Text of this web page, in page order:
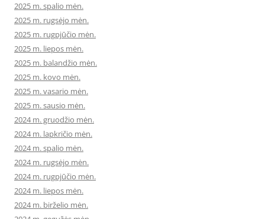
2025 m. spalio mėn.
2025 m. rugsėjo mėn.
2025 m. rugpjūčio mėn.
2025 m. liepos mėn.
2025 m. balandžio mėn.
2025 m. kovo mėn.
2025 m. vasario mėn.
2025 m. sausio mėn.
2024 m. gruodžio mėn.
2024 m. lapkričio mėn.
2024 m. spalio mėn.
2024 m. rugsėjo mėn.
2024 m. rugpjūčio mėn.
2024 m. liepos mėn.
2024 m. birželio mėn.